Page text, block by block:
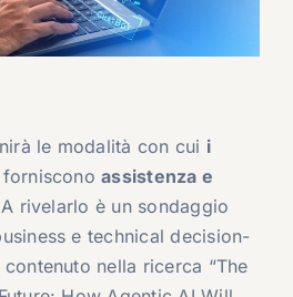
le modalità con cui i
fornisconoassistenza e
rivelarlo è un sondaggio
e technical decision-
nella ricerca “The